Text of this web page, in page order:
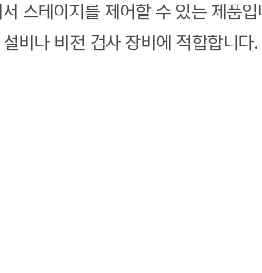
스테이지를 제어할 수 있는 제품입
비나 비전 검사 장비에 적합합니다.